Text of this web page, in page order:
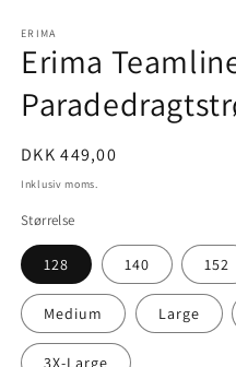
1
i
modus
ERIMA
Erima
Normalpris
DKK 449,00
Inklusiv moms.
Størrelse
128 140 152
Medium Large
3X-Large